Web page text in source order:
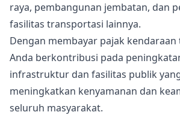
raya, pembangunan jembatan, dan
fasilitas transportasi lainnya.
Dengan membayar pajak
Anda berkontribusi pada
infrastruktur dan fasilitas publik
meningkatkan kenyamanan dan
seluruh masyarakat.